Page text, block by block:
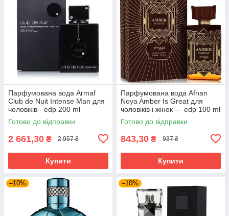
Парфумована вода Armaf
Club de Nuit Intense Man для
чоловіків - edp 200 ml
Готово до відправки
2 661,30 ₴ 2 957 ₴
Купити
Парфумована вода Afnan
Noya Amber Is Great для
чоловіків і жінок — edp 100 ml
Готово до відправки
843,30 ₴ 937 ₴
Купити
–10% –10%